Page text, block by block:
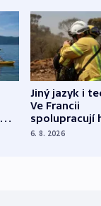
Jiný jazyk i
Ve Francii
spolupracují
různých zemí
6. 8. 2026